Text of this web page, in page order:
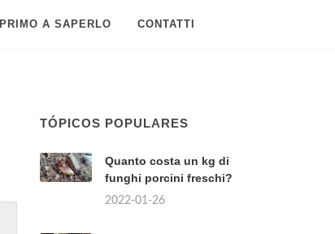
A SAPERLO CONTATTI
TÓPICOS POPULARES
Quanto costa un kg di
funghi porcini freschi?
2022-01-26